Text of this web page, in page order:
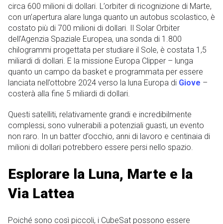
circa 600 milioni di dollari. L’orbiter di ricognizione di Marte,
con un’apertura alare lunga quanto un autobus scolastico, è
costato più di 700 milioni di dollari. Il Solar Orbiter
dell’Agenzia Spaziale Europea, una sonda di 1.800
chilogrammi progettata per studiare il Sole, è costata 1,5
miliardi di dollari. E la missione Europa Clipper – lunga
quanto un campo da basket e programmata per essere
lanciata nell’ottobre 2024 verso la luna Europa di Giove –
costerà alla fine 5 miliardi di dollari.
Questi satelliti, relativamente grandi e incredibilmente
complessi, sono vulnerabili a potenziali guasti, un evento
non raro. In un batter d’occhio, anni di lavoro e centinaia di
milioni di dollari potrebbero essere persi nello spazio.
Esplorare la Luna, Marte e la
Via Lattea
Poiché sono così piccoli, i CubeSat possono essere